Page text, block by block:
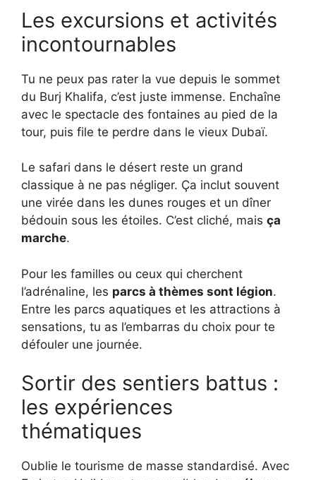
Les excursions et activités
incontournables
Tu ne peux pas rater la vue depuis le sommet
du Burj Khalifa, c’est juste immense. Enchaîne
avec le spectacle des fontaines au pied de la
tour, puis file te perdre dans le vieux Dubaï.
Le safari dans le désert reste un grand
classique à ne pas négliger. Ça inclut souvent
une virée dans les dunes rouges et un dîner
bédouin sous les étoiles. C’est cliché, mais ça
marche.
Pour les familles ou ceux qui cherchent
l’adrénaline, les parcs à thèmes sont légion.
Entre les parcs aquatiques et les attractions à
sensations, tu as l’embarras du choix pour te
défouler une journée.
Sortir des sentiers battus :
les expériences
thématiques
Oublie le tourisme de masse standardisé. Avec